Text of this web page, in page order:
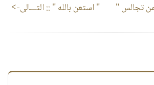
تجالس " " استعن بالله " :: التـــالى->